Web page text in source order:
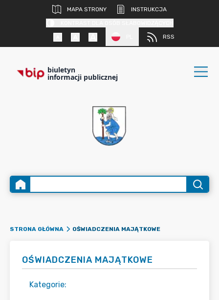
MAPA STRONY
INSTRUKCJA
RSS
biuletyn
informacji publicznej
STRONA GŁÓWNA OŚWIADCZENIA MAJĄTKOWE
OŚWIADCZENIA MAJĄTKOWE
Kategorie: